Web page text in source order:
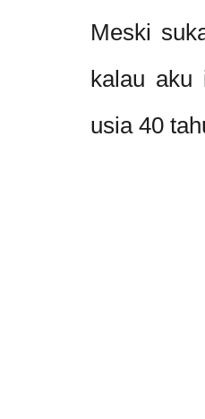
Meski
kalau aku
usia 40